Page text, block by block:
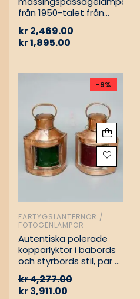
från 1950-talet från
kr2,469.00
kr1,895.00
-9%
FARTYGSLANTERNOR /
FOTOGENLAMPOR
Autentiska polerade
kopparlyktor i babords
och styrbords stil, par –
oljelampor
kr4,277.00
kr3,911.00